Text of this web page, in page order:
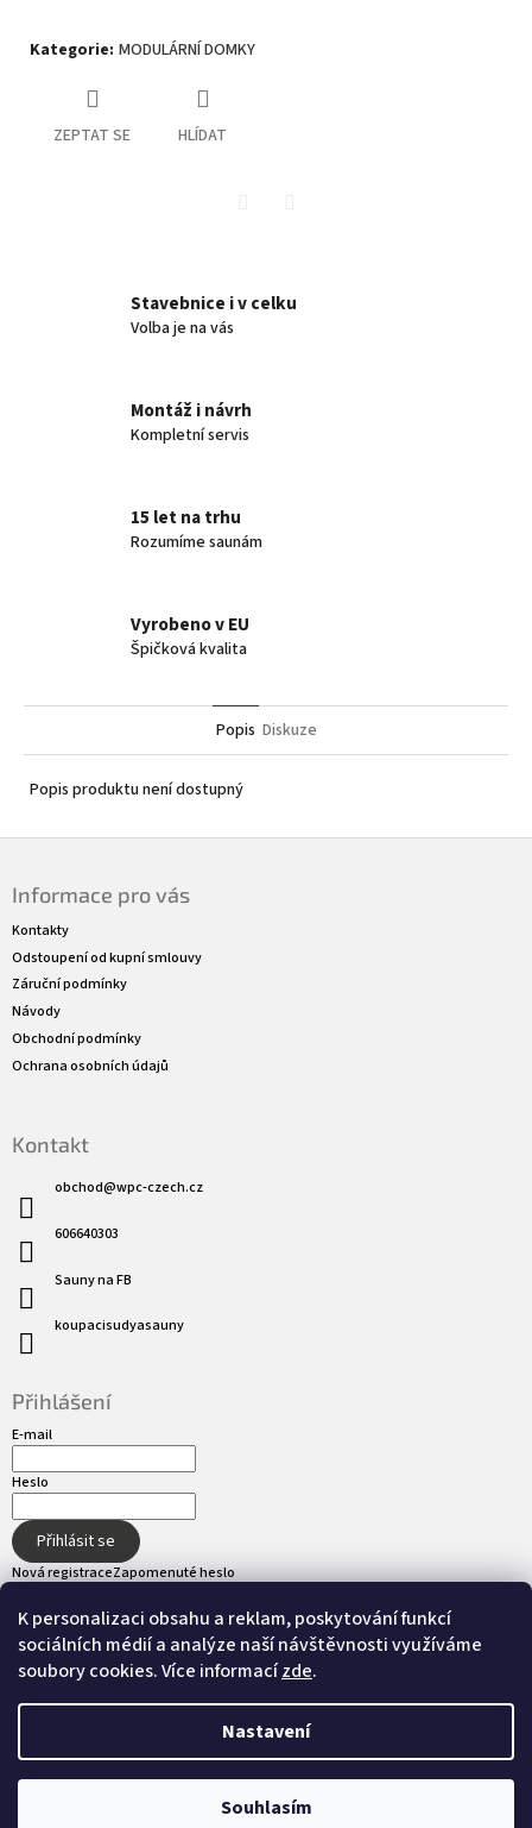
K personalizaci obsahu a reklam, poskytování funkcí
sociálních médií a analýze naší návštěvnosti využíváme
soubory cookies. Více informacízde.
Nastavení
Souhlasím
Kategorie: MODULÁRNÍ DOMKY
ZEPTAT SE HLÍDAT
Stavebnice i v celku
Volba je na vás
Montáž i návrh
Kompletní servis
15 let na trhu
Rozumíme saunám
Vyrobeno v EU
Špičková kvalita
Popis Diskuze
Popis produktu není dostupný
Informace pro vás
Kontakty
Odstoupení od kupní smlouvy
Záruční podmínky
Návody
Obchodní podmínky
Ochrana osobních údajů
Kontakt
obchod@wpc-czech.cz
606640303
Sauny na FB
koupacisudyasauny
Přihlášení
E-mail
Heslo
Přihlásit se
Nová registraceZapomenuté heslo
Přijímáme online platby
Vytvořil Shoptet
Nastavil tým EshopyUmíme.czCopyright 2026